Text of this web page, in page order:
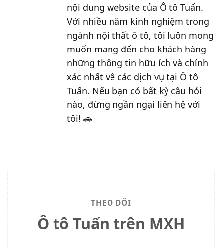
nội dung website của Ô tô Tuấn.
Với nhiều năm kinh nghiệm trong
ngành nội thất ô tô, tôi luôn mong
muốn mang đến cho khách hàng
những thông tin hữu ích và chính
xác nhất về các dịch vụ tại Ô tô
Tuấn. Nếu bạn có bất kỳ câu hỏi
nào, đừng ngần ngại liên hệ với
tôi! 🚗
THEO DÕI
Ô tô Tuấn trên MXH